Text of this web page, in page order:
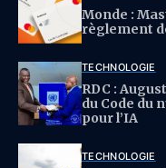
Monde :
règlement
TECHNOLOGIE
RDC :
du Code du
pour l’IA
TECHNOLOGIE